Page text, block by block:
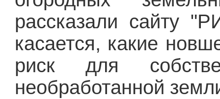
рассказали сайту
касается, какие
риск для
необработанной